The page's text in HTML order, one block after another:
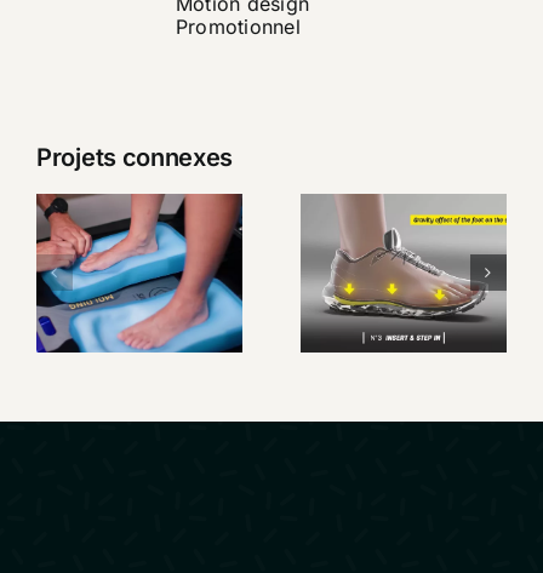
Promotionnel
Projets connexes
SIDAS –
Présentation
Custom
Station
Custom
Live, la
semelle sur
mesure en
quelques